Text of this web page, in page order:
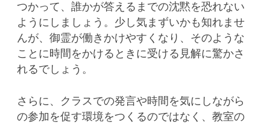
つかって、誰かが答えるまでの沈黙を恐れない
ようにしましょう。少し気まずいかも知れませ
んが、御霊が働きかけやすくなり、そのような
ことに時間をかけるときに受ける見解に驚かさ
れるでしょう。
さらに、クラスでの発言や時間を気にしながら
の参加を促す環境をつくるのではなく、教室の